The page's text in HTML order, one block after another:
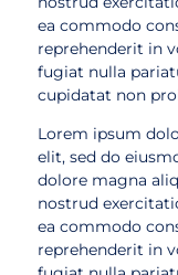
ea commodo
reprehenderit in
fugiat nulla
cupidatat non
Lorem ipsum
elit, sed do
dolore magna
nostrud
ea commodo
reprehenderit in